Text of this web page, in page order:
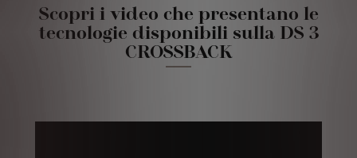
Scopri i video che presentano le
tecnologie disponibili sulla DS 3
CROSSBACK